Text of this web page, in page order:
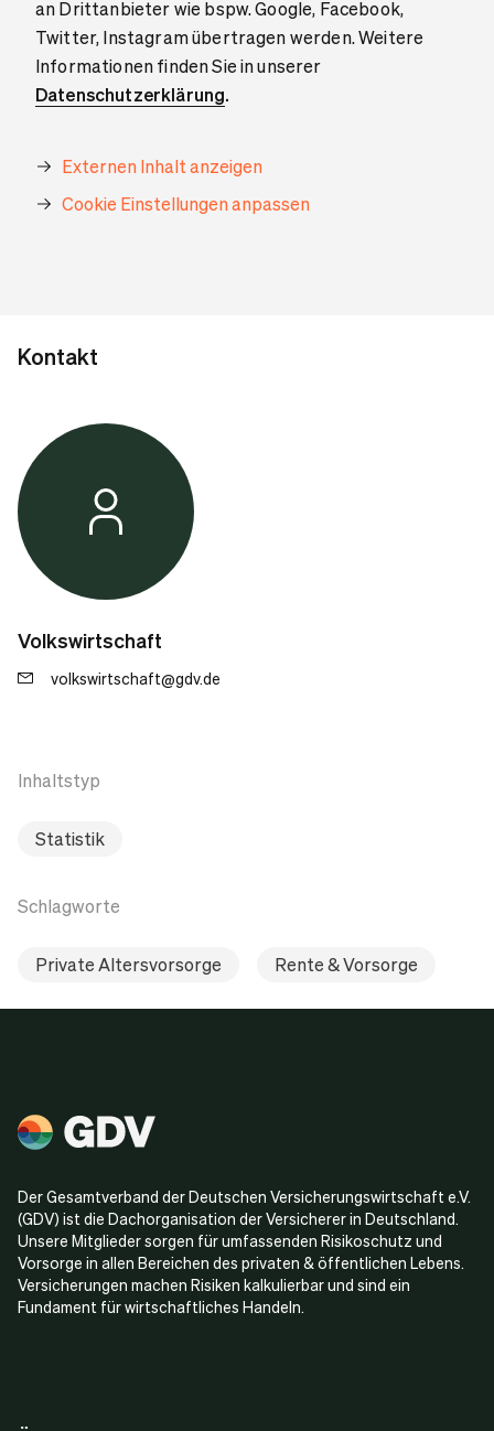
an Drittanbieter wie bspw. Google, Facebook,
Twitter, Instagram übertragen werden. Weitere
Informationen finden Sie in unserer
Datenschutzerklärung.
Externen Inhalt anzeigen
Cookie Einstellungen anpassen
Kontakt
Volkswirtschaft
volkswirtschaft@gdv.de
Inhaltstyp
Statistik
Schlagworte
Private Altersvorsorge Rente & Vorsorge
Der Gesamtverband der Deutschen Versicherungswirtschaft e.V.
(GDV) ist die Dachorganisation der Versicherer in Deutschland.
Unsere Mitglieder sorgen für umfassenden Risikoschutz und
Vorsorge in allen Bereichen des privaten & öffentlichen Lebens.
Versicherungen machen Risiken kalkulierbar und sind ein
Fundament für wirtschaftliches Handeln.